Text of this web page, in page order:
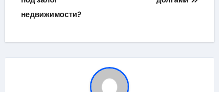
записям
недвижимости?